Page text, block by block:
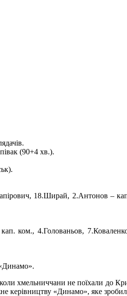
(90+4 хв.).
18.Ширай, 2.Антонов –
ком., 4.Голованьов,
хмельниччани не поїхали до
керівництву «Динамо», яке